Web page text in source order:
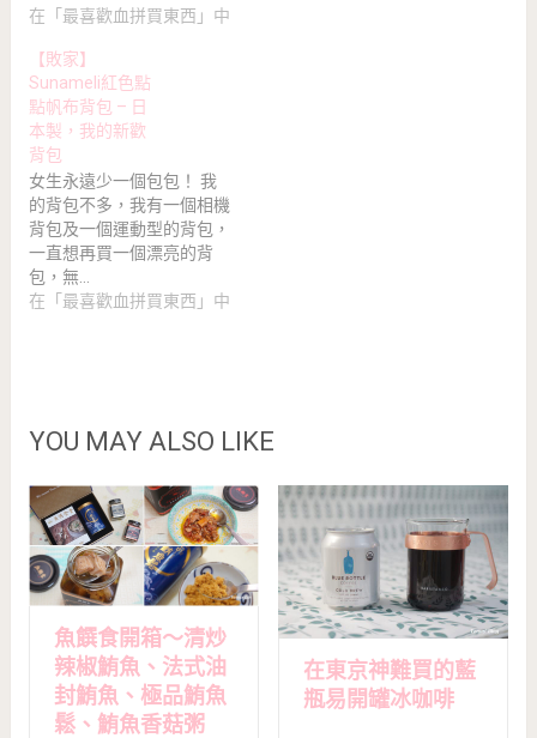
在「最喜歡血拼買東西」中
【敗家】
Sunameli紅色點
點帆布背包 – 日
本製，我的新歡
背包
女生永遠少一個包包！ 我
的背包不多，我有一個相機
背包及一個運動型的背包，
一直想再買一個漂亮的背
包，無…
在「最喜歡血拼買東西」中
YOU MAY ALSO LIKE
魚饌食開箱～清炒
辣椒鮪魚、法式油
封鮪魚、極品鮪魚
鬆、鮪魚香菇粥
在東京神難買的藍
瓶易開罐冰咖啡